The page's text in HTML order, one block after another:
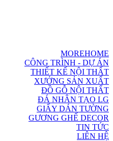
MOREHOME
CÔNG TRÌNH - DỰ ÁN
THIẾT KẾ NỘI THẤT
XƯỞNG SẢN XUẤT
ĐỒ GỖ NỘI THẤT
ĐÁ NHÂN TẠO LG
GIẤY DÁN TƯỜNG
GƯƠNG GHẾ DECOR
TIN TỨC
LIÊN HỆ